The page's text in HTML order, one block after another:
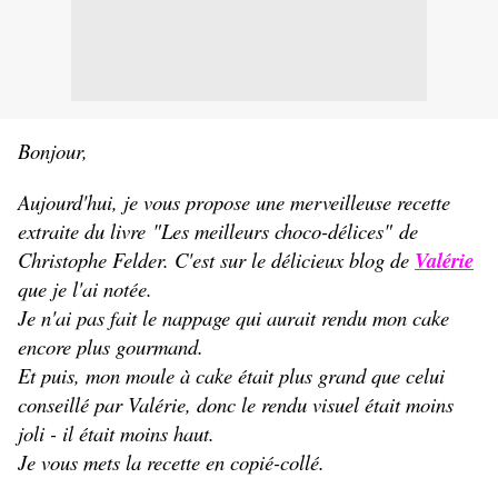
Bonjour,
Aujourd'hui, je vous propose une merveilleuse recette
extraite du livre "Les meilleurs choco-délices" de
Christophe Felder. C'est sur le délicieux blog de Valérie
que je l'ai notée.
Je n'ai pas fait le nappage qui aurait rendu mon cake
encore plus gourmand.
Et puis, mon moule à cake était plus grand que celui
conseillé par Valérie, donc le rendu visuel était moins
joli - il était moins haut.
Je vous mets la recette en copié-collé.